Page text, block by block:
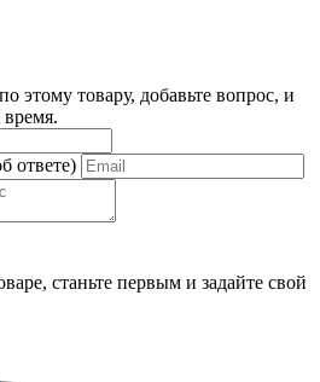
этому товару, добавьте вопрос, и
ответе)
станьте первым и задайте свой